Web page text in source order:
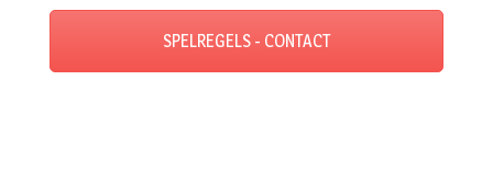
SPELREGELS - CONTACT